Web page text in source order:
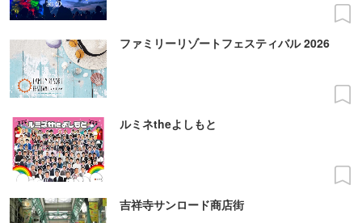
ファミリーリゾートフェスティバル 2026
ルミネtheよしもと
吉祥寺サンロード商店街